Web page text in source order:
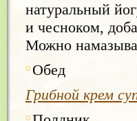
натуральный
и чесноком,
Можно
Обед
Грибной крем